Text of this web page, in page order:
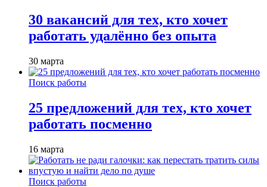
30 вакансий для тех, кто хочет
работать удалённо без опыта
30 марта
Поиск работы
25 предложений для тех, кто хочет
работать посменно
16 марта
Поиск работы